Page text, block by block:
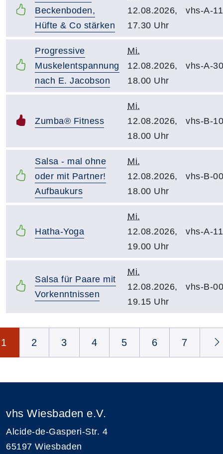
Beckenboden,
Hüfte & Co stärken
12.08.2026,
17.30 Uhr
vhs-A-
Progressive
Muskelentspannung
nach E. Jacobson
Mi.
12.08.2026,
18.00 Uhr
vhs-A-
Zumba® Fitness
Mi.
12.08.2026,
18.00 Uhr
vhs-B-
Salsa - mal ohne
oder mit Partner!
Aufbaukurs
Mi.
12.08.2026,
18.00 Uhr
vhs-B-
Hatha-Yoga
Mi.
12.08.2026,
19.00 Uhr
vhs-A-
Salsa für Paare mit
Vorkenntnissen
Mi.
12.08.2026,
19.15 Uhr
vhs-B-
1 2 3 4 5 6 7
vhs Wiesbaden e.V.
Alcide-de-Gasperi-Str. 4
65197 Wiesbaden